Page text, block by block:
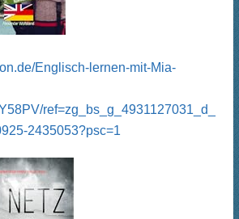
Englisch-lernen-mit-Mia-
ref=zg_bs_g_4931127031_d_
2435053?psc=1